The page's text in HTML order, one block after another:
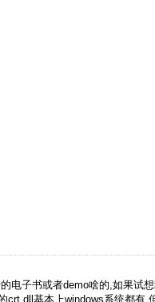
电子书或者demo啥的,如果试
dll基本上windows系统都有,